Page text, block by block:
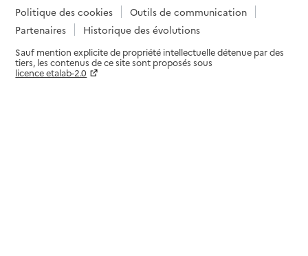
Politique des cookies
Outils de communication
Partenaires
Historique des évolutions
Sauf mention explicite de propriété intellectuelle détenue par des
tiers, les contenus de ce site sont proposés sous
licence etalab-2.0